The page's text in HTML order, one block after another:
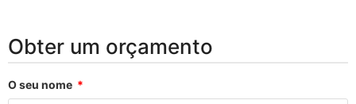
Obter um orçamento
O seu nome